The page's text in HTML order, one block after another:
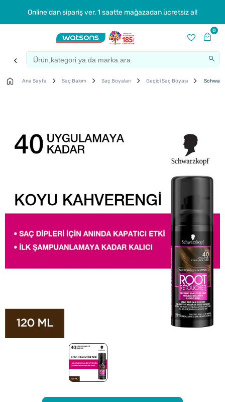
Online'dan sipariş ver, 1 saatte mağazadan ücretsiz al!
0
Ana Sayfa Saç Bakım Saç Boyaları Geçici Saç Boyası